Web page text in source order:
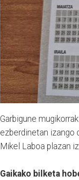
Garbigune
ezberdinetan izango
Mikel Laboa plazan
Gaikako bilketa